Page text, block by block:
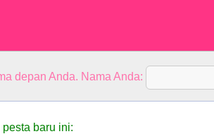
depan Anda. Nama Anda:
baru ini: